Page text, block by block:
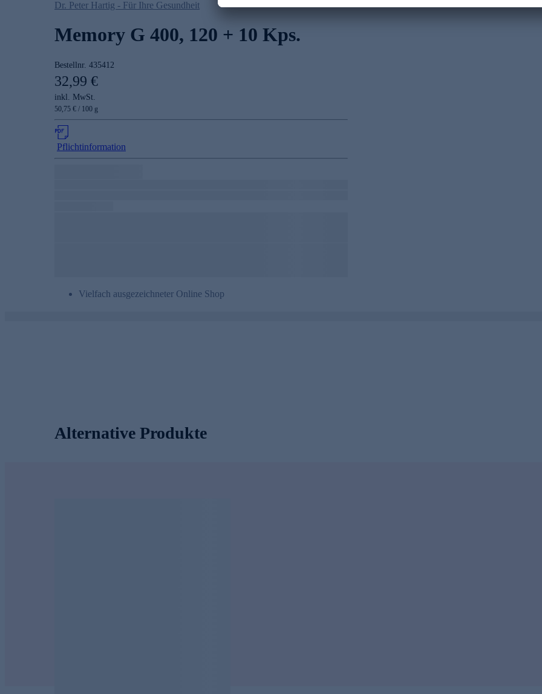
Dr. Peter Hartig - Für Ihre Gesundheit
Memory G 400, 120 + 10 Kps.
Bestellnr. 435412
32,99 €
inkl. MwSt.
50,75 € / 100 g
Pflichtinformation
Vielfach ausgezeichneter Online Shop
Alternative Produkte